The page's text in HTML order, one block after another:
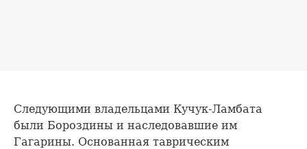
Следующими владельцами Кучук-Ламбата
были Бороздины и наследовавшие им
Гагарины. Основанная таврическим